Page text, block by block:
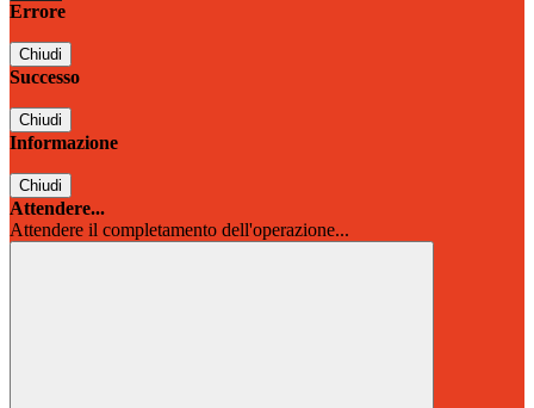
Errore
Chiudi
Successo
Chiudi
Informazione
Chiudi
Attendere...
Attendere il completamento dell'operazione...